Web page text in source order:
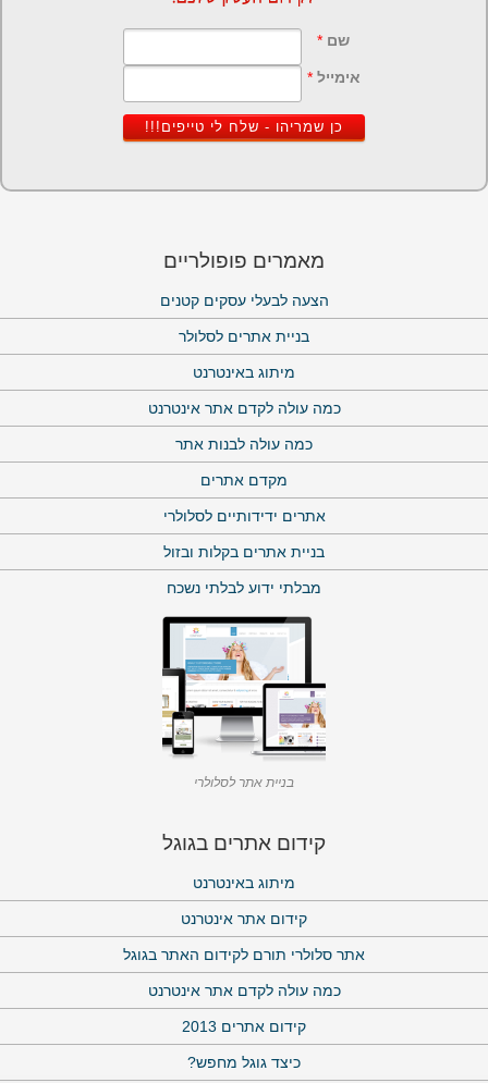
שם *
אימייל *
כן שמריהו - שלח לי טייפים!!!
מאמרים פופולריים
הצעה לבעלי עסקים קטנים
בניית אתרים לסלולר
מיתוג באינטרנט
כמה עולה לקדם אתר אינטרנט
כמה עולה לבנות אתר
מקדם אתרים
אתרים ידידותיים לסלולרי
בניית אתרים בקלות ובזול
מבלתי ידוע לבלתי נשכח
ד"ר פביאן
דודי בונפיל
בניית אתר לסלולרי
קידום אתרים בגוגל
מיתוג באינטרנט
קידום אתר אינטרנט
אתר סלולרי תורם לקידום האתר בגוגל
כמה עולה לקדם אתר אינטרנט
קידום אתרים 2013
כיצד גוגל מחפש?